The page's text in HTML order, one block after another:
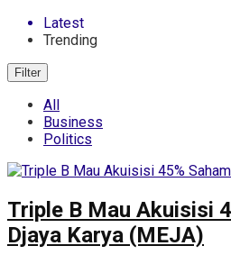
Latest
Trending
Filter
All
Business
Politics
Triple B Mau Akuisisi
Djaya Karya (MEJA)